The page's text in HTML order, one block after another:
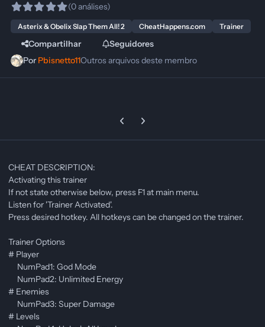
(0 análises)
Asterix & Obelix Slap Them All! 2 CheatHappens.com Trainer
Compartilhar
Seguidores
Por Pbisnetto11Outros arquivos deste membro
Previous carousel slide
Next carousel slide
CHEAT DESCRIPTION:
Activating this trainer
If not state otherwise below, press F1 at main menu.
Listen for 'Trainer Activated'.
Press desired hotkey. All hotkeys can be changed on the trainer.
Trainer Options
# Player
NumPad1: God Mode
NumPad2: Unlimited Energy
# Enemies
NumPad3: Super Damage
# Levels